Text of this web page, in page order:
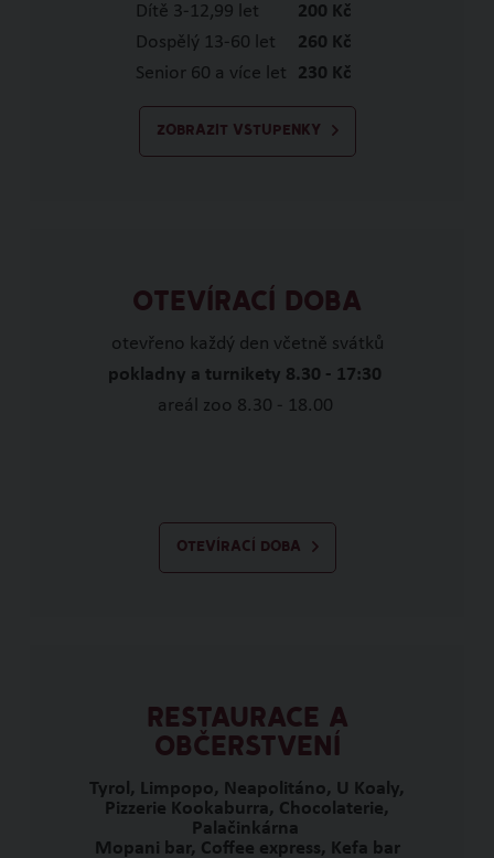
Dítě 3-12,99 let
200 Kč
Dospělý 13-60 let
260 Kč
Senior 60 a více let
230 Kč
ZOBRAZIT VSTUPENKY
OTEVÍRACÍ DOBA
otevřeno každý den včetně svátků
pokladny a turnikety 8.30 - 17:30
areál zoo 8.30 - 18.00
OTEVÍRACÍ DOBA
RESTAURACE A
OBČERSTVENÍ
Tyrol, Limpopo, Neapolitáno, U Koaly,
Pizzerie Kookaburra, Chocolaterie,
Palačinkárna
Mopani bar, Coffee express, Kefa bar